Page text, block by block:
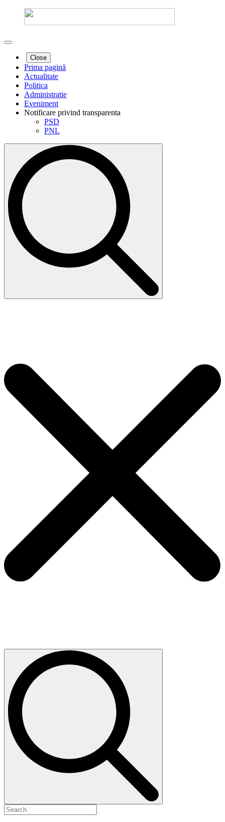
Close
Prima pagină
Actualitate
Politica
Administratie
Eveniment
Notificare privind transparenta
PSD
PNL